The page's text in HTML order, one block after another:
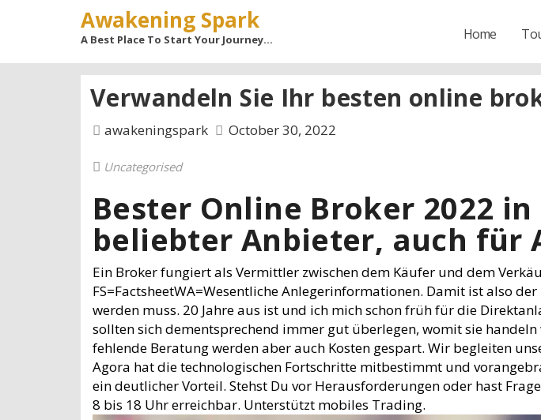
Awakening Spark
A Best Place To Start Your Journey… Home
Verwandeln Sie Ihr besten online
awakeningspark October 30, 2022
Uncategorised
Bester Online Broker 2022
beliebter Anbieter, auch für
Ein Broker fungiert als Vermittler zwischen dem Käufer und dem
FS=FactsheetWA=Wesentliche Anlegerinformationen. Damit ist also
werden muss. 20 Jahre aus ist und ich mich schon früh für die
sollten sich dementsprechend immer gut überlegen, womit sie
fehlende Beratung werden aber auch Kosten gespart. Wir begleiten
Agora hat die technologischen Fortschritte mitbestimmt und
ein deutlicher Vorteil. Stehst Du vor Herausforderungen oder hast
8 bis 18 Uhr erreichbar. Unterstützt mobiles Trading.